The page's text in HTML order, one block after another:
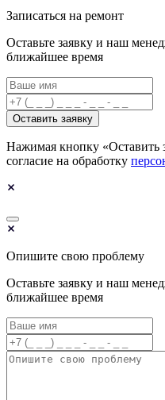
Записаться на ремонт
Оставьте заявку и наш
ближайшее время
Оставить заявку
Нажимая кнопку «Оставить
согласие на обработку
Опишите свою проблему
Оставьте заявку и наш
ближайшее время